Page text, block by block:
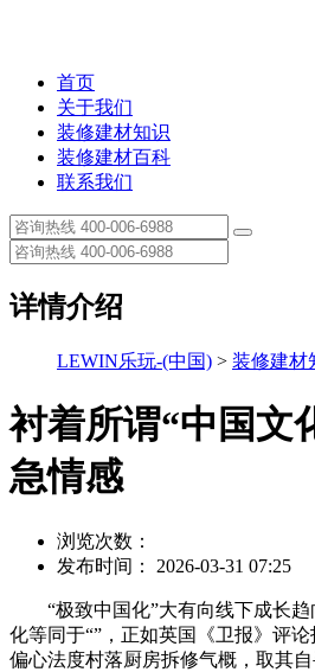
首页
关于我们
装修建材知识
装修建材百科
联系我们
详情介绍
LEWIN乐玩-(中国) > 装修建材
衬着所谓“中国文
急情感
浏览次数：
发布时间： 2026-03-31 07:25
“极致中国化”大有向线下成长趋
化等同于“”，正如英国《卫报》评论
偏心法度村落厨房拆修气概，取其